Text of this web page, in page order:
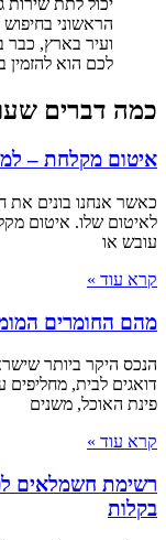
יכול לתת שירות
הראשוני בחיפוש
ועיר בארץ, כבר
לכם הוא
כמה דברים
איטום מקלחת –
כאשר אנחנו בונים
לאיטום שלו. איטום
עובש או
קרא עוד »
מהם החומרים
הנכס היקר ביותר
דואגים לבית,
פינת האוכל, משנים
קרא עוד »
רשימת חשמלאים
בקלות